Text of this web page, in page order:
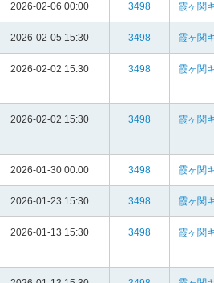
2026-02-06 00:00 3498 霞ヶ関
2026-02-05 15:30 3498 霞ヶ関
2026-02-02 15:30 3498 霞ヶ関
2026-02-02 15:30 3498 霞ヶ関
2026-01-30 00:00 3498 霞ヶ関
2026-01-23 15:30 3498 霞ヶ関
2026-01-13 15:30 3498 霞ヶ関